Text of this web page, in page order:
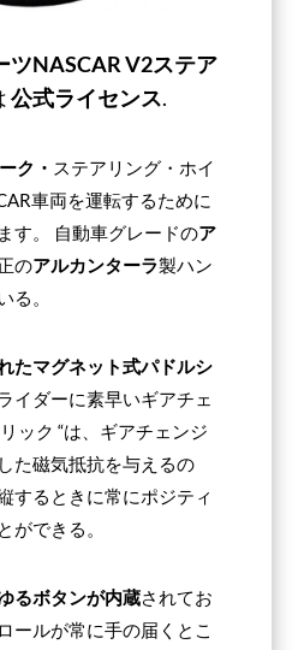
ツNASCAR V2ステア
公式ライセンス.
ク・ ステアリング・ホイ
車両を運転するために
す。 自動車グレードのア
のアルカンターラ製ハン
る。
たマグネット式パドルシ
イダーに素早いギアチェ
ック “は、ギアチェンジ
た磁気抵抗を与えるの
するときに常にポジティ
ができる。
るボタンが内蔵されてお
ールが常に手の届くとこ